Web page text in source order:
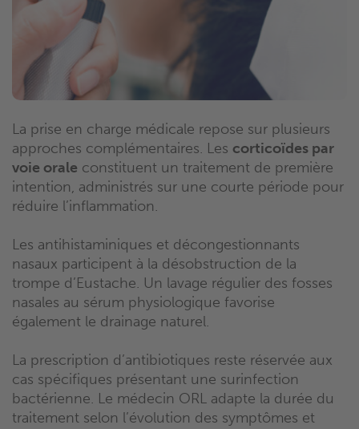
La prise en charge médicale repose sur plusieurs
approches complémentaires. Les corticoïdes par
voie orale constituent un traitement de première
intention, administrés sur une courte période pour
réduire l’inflammation.
Les antihistaminiques et décongestionnants
nasaux participent à la désobstruction de la
trompe d’Eustache. Un lavage régulier des fosses
nasales au sérum physiologique favorise
également le drainage naturel.
La prescription d’antibiotiques reste réservée aux
cas spécifiques présentant une surinfection
bactérienne. Le médecin ORL adapte la durée du
traitement selon l’évolution des symptômes et